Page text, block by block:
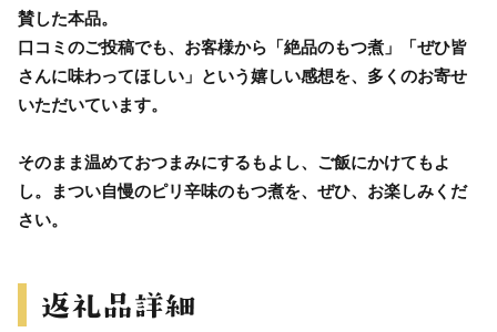
賛した本品。
口コミのご投稿でも、お客様から「絶品のもつ煮」「ぜひ皆
さんに味わってほしい」という嬉しい感想を、多くのお寄せ
いただいています。
そのまま温めておつまみにするもよし、ご飯にかけてもよ
し。まつい自慢のピリ辛味のもつ煮を、ぜひ、お楽しみくだ
さい。